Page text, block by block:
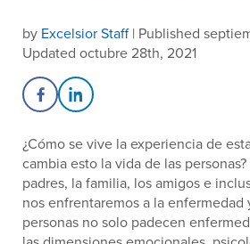
by Excelsior Staff| Published
Updated octubre 28th, 2021
Share on Facebook
Share on LinkedIn
¿Cómo se vive la experiencia de
cambia esto la vida de las
padres, la familia, los amigos e
nos enfrentaremos a la enfermedad
personas no solo padecen